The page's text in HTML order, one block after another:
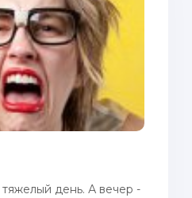
день. А вечер -